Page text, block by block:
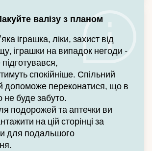
валізу з планом
іграшка, ліки, захист від
іграшки на випадок негоди -
спокійніше. Спільний
допоможе переконатися, що в
не буде забуто.
подорожей та аптечки ви
на цій сторінці за
для подальшого